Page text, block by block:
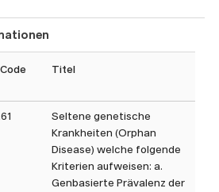
nicht aufgeführten Analysen
Fragestellungen direkt
kontaktieren.
Titel
Seltene genetische
Krankheiten (Orphan
Disease) welche folgende
Kriterien aufweisen: a.
Genbasierte Prävalenz der